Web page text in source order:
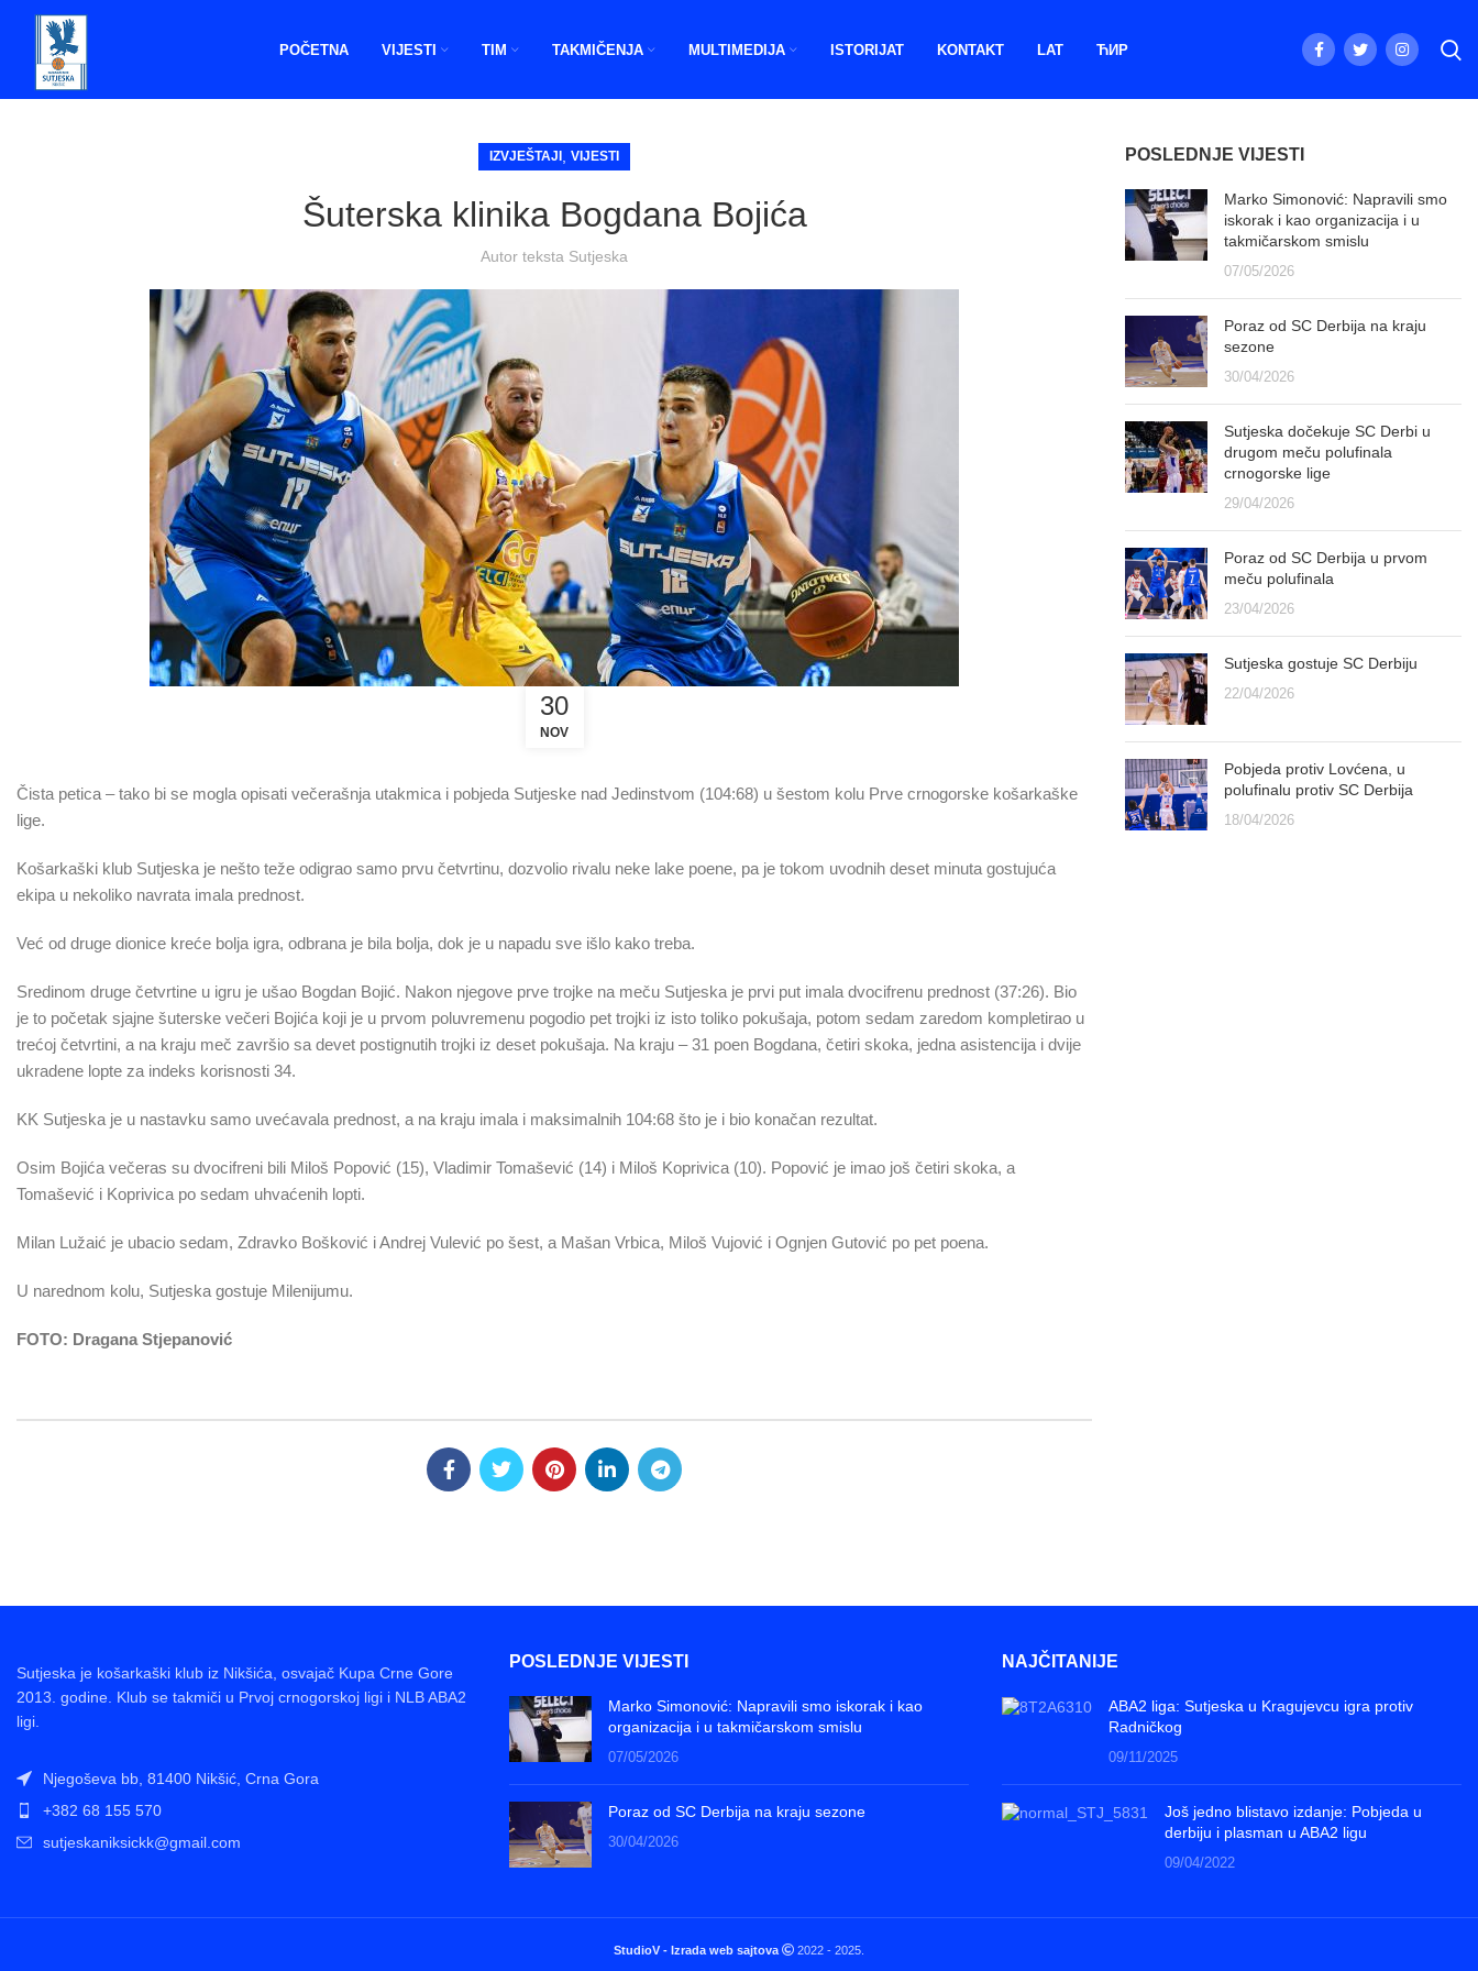
POČETNA VIJESTI TIM TAKMIČENJA MULTIMEDIJA ISTORIJAT KONTAKT LAT ЋИР
IZVJEŠTAJI VIJESTI
Šuterska klinika Bogdana Bojića
Autor teksta Sutjeska
30
NOV
Čista petica – tako bi se mogla opisati večerašnja utakmica i pobjeda Sutjeske nad Jedinstvom (104:68) u šestom kolu Prve crnogorske košarkaške
lige.
Košarkaški klub Sutjeska je nešto teže odigrao samo prvu četvrtinu, dozvolio rivalu neke lake poene, pa je tokom uvodnih deset minuta gostujuća
ekipa u nekoliko navrata imala prednost.
Već od druge dionice kreće bolja igra, odbrana je bila bolja, dok je u napadu sve išlo kako treba.
Sredinom druge četvrtine u igru je ušao Bogdan Bojić. Nakon njegove prve trojke na meču Sutjeska je prvi put imala dvocifrenu prednost (37:26). Bio
je to početak sjajne šuterske večeri Bojića koji je u prvom poluvremenu pogodio pet trojki iz isto toliko pokušaja, potom sedam zaredom kompletirao u
trećoj četvrtini, a na kraju meč završio sa devet postignutih trojki iz deset pokušaja. Na kraju – 31 poen Bogdana, četiri skoka, jedna asistencija i dvije
ukradene lopte za indeks korisnosti 34.
KK Sutjeska je u nastavku samo uvećavala prednost, a na kraju imala i maksimalnih 104:68 što je i bio konačan rezultat.
Osim Bojića večeras su dvocifreni bili Miloš Popović (15), Vladimir Tomašević (14) i Miloš Koprivica (10). Popović je imao još četiri skoka, a
Tomašević i Koprivica po sedam uhvaćenih lopti.
Milan Lužaić je ubacio sedam, Zdravko Bošković i Andrej Vulević po šest, a Mašan Vrbica, Miloš Vujović i Ognjen Gutović po pet poena.
U narednom kolu, Sutjeska gostuje Milenijumu.
FOTO: Dragana Stjepanović
POSLEDNJE VIJESTI
Marko Simonović: Napravili smo
iskorak i kao organizacija i u
takmičarskom smislu
07/05/2026
Poraz od SC Derbija na kraju
sezone
30/04/2026
Sutjeska dočekuje SC Derbi u
drugom meču polufinala
crnogorske lige
29/04/2026
Poraz od SC Derbija u prvom
meču polufinala
23/04/2026
Sutjeska gostuje SC Derbiju
22/04/2026
Pobjeda protiv Lovćena, u
polufinalu protiv SC Derbija
18/04/2026
Sutjeska je košarkaški klub iz Nikšića, osvajač Kupa Crne Gore
2013. godine. Klub se takmiči u Prvoj crnogorskoj ligi i NLB ABA2
ligi.
Njegoševa bb, 81400 Nikšić, Crna Gora
+382 68 155 570
sutjeskaniksickk@gmail.com
POSLEDNJE VIJESTI
Marko Simonović: Napravili smo iskorak i kao
organizacija i u takmičarskom smislu
07/05/2026
Poraz od SC Derbija na kraju sezone
30/04/2026
NAJČITANIJE
ABA2 liga: Sutjeska u Kragujevcu igra protiv
Radničkog
09/11/2025
Još jedno blistavo izdanje: Pobjeda u
derbiju i plasman u ABA2 ligu
09/04/2022
StudioV - Izrada web sajtova 2022 - 2025.